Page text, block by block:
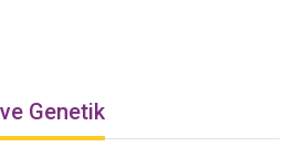
Genetik